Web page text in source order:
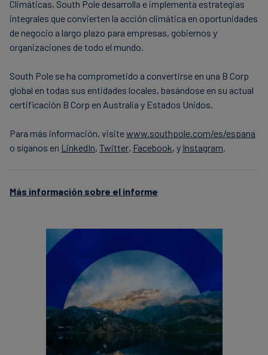
Climáticas, South Pole desarrolla e implementa estrategias
integrales que convierten la acción climática en oportunidades
de negocio a largo plazo para empresas, gobiernos y
organizaciones de todo el mundo.
South Pole se ha comprometido a convertirse en una B Corp
global en todas sus entidades locales, basándose en su actual
certificación B Corp en Australia y Estados Unidos.
Para más información, visitewww.southpole.com/es/espana
o síganos en LinkedIn, Twitter, Facebook, y Instagram.
Más información sobre el informe